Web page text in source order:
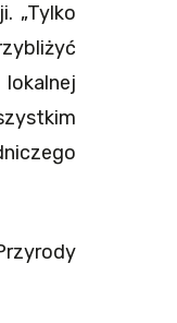
„Tylko